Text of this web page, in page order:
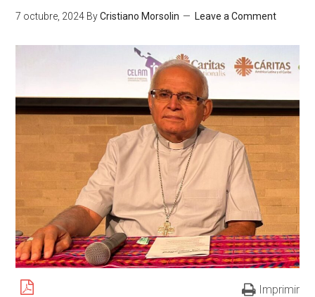
7 octubre, 2024 ByCristiano Morsolin Leave a Comment
Imprimir